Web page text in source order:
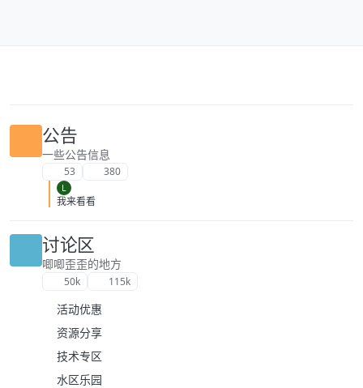
公告
一些公告信息
53 380
L
我来看看
讨论区
唧唧歪歪的地方
50k 115k
活动优惠
资源分享
技术专区
水区乐园